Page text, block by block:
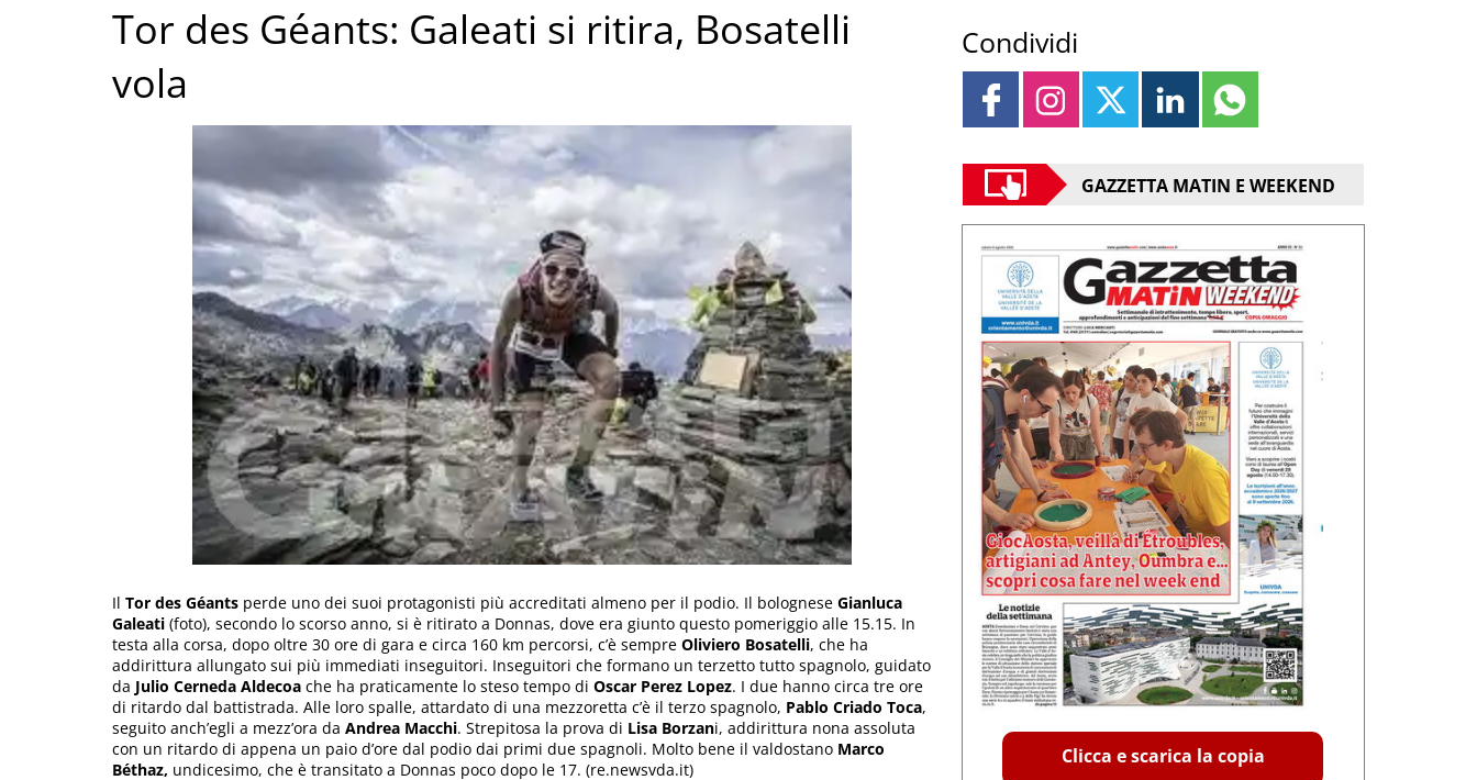
Tor des Géants: Galeati si ritira, Bosatelli
vola
Il Tor des Géants perde uno dei suoi protagonisti più accreditati almeno per il podio. Il bolognese Gianluca
Galeati (foto), secondo lo scorso anno, si è ritirato a Donnas, dove era giunto questo pomeriggio alle 15.15. In
testa alla corsa, dopo oltre 30 ore di gara e circa 160 km percorsi, c’è sempre Oliviero Bosatelli, che ha
addirittura allungato sui più immediati inseguitori. Inseguitori che formano un terzetto tutto spagnolo, guidato
da Julio Cerneda Aldecoa che ha praticamente lo steso tempo di Oscar Perez Lopez. I due hanno circa tre ore
di ritardo dal battistrada. Alle loro spalle, attardato di una mezzoretta c’è il terzo spagnolo, Pablo Criado Toca,
seguito anch’egli a mezz’ora da Andrea Macchi. Strepitosa la prova di Lisa Borzani, addirittura nona assoluta
con un ritardo di appena un paio d’ore dal podio dai primi due spagnoli. Molto bene il valdostano Marco
Béthaz, undicesimo, che è transitato a Donnas poco dopo le 17. (re.newsvda.it)
Condividi
GAZZETTA MATIN E WEEKEND
Clicca e scarica la copia